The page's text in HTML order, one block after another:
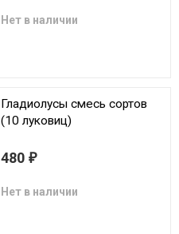
Нет в наличии
Гладиолусы смесь сортов
(10 луковиц)
480 ₽
Нет в наличии